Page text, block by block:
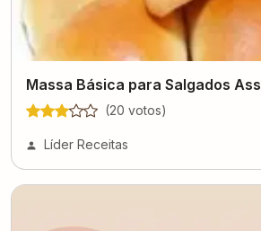
Massa Básica para Salgados
(20 votos)
Líder Receitas